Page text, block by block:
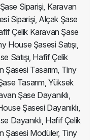
Siparişi, Karavan
Siparişi, Alçak Şase
Çelik Karavan Şase
House Şasesi Satışı,
Satışı, Hafif Çelik
Şasesi Tasarım, Tiny
Tasarım, Yüksek
Şase Dayanıklı,
Şasesi Dayanıklı,
Dayanıklı, Hafif Çelik
Şasesi Modüler, Tiny